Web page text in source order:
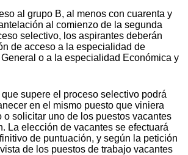
al grupo B, al menos con cuarenta y
al comienzo de la segunda
selectivo, los aspirantes deberán
de acceso a la especialidad de
o a la especialidad Económica y
supere el proceso selectivo podrá
en el mismo puesto que viniera
o solicitar uno de los puestos vacantes
La elección de vacantes se efectuará
de puntuación, y según la petición
de los puestos de trabajo vacantes